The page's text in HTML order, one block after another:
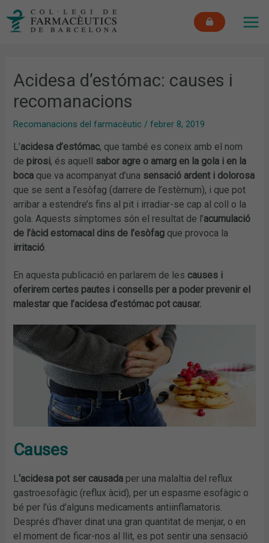
Acidesa d’estómac: causes i
recomanacions
Recomanacions del farmacèutic /febrer 8, 2019
L’acidesa d’estómac, que també es coneix amb el nom
de pirosi, és aquell sabor agre o amarg en la gola i en la
boca que va acompanyat d’una sensació ardent i dolorosa
que se sent a l’esòfag (darrere de l’estèrnum), i que pot
arribar a estendre’s fins al pit i irradiar-se cap al coll o la
gola. Aquests símptomes són el resultat de l’acumulació
de l’àcid estomacal dins de l’esòfag que provoca la
irritació.
En aquesta publicació en parlarem de les causes i
oferirem certes pautes i consells per a poder prevenir el
malestar que l’acidesa d’estómac pot causar.
Causes
L‘acidesa pot ser causada per una malaltia del reflux
gastroesofàgic (reflux àcid), per un espasme esofàgic o
bé per l’ús d’alguns medicaments antiinflamatoris.
Després d’haver dinat una gran quantitat de menjar, o en
el moment de ficar-nos al llit, es pot sentir una sensació